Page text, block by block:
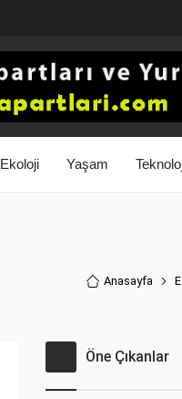
Ekoloji Yaşam
Anasayfa
Öne Çıkanlar